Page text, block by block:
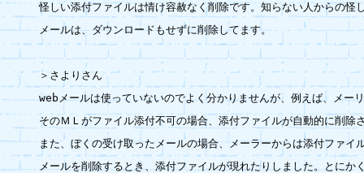
怪しい添付ファイルは情け容赦なく削除です。知らない人からの怪
メールは、ダウンロードもせずに削除してます。
＞さよりさん
webメールは使っていないのでよく分かりませんが、例えば、メー
そのＭＬがファイル添付不可の場合、添付ファイルが自動的に削除
また、ぼくの受け取ったメールの場合、メーラーからは添付ファイ
メールを削除するとき、添付ファイルが現れたりしました。とにか